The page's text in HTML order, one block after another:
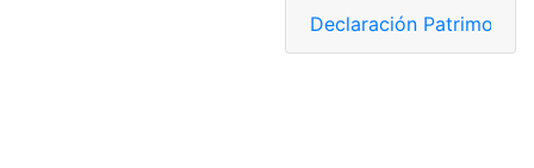
Declaración Patrimonial